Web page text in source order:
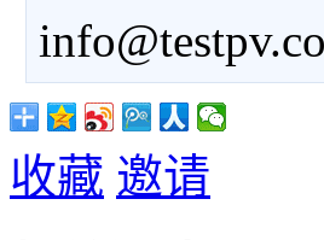
收藏 邀请